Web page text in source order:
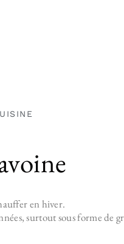
en hiver.
surtout sous forme de